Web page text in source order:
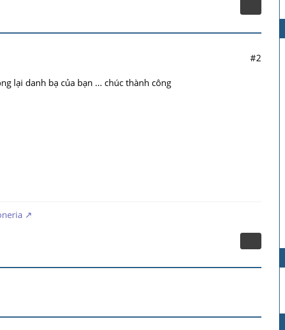
#2
lại danh bạ của bạn ... chúc thành công